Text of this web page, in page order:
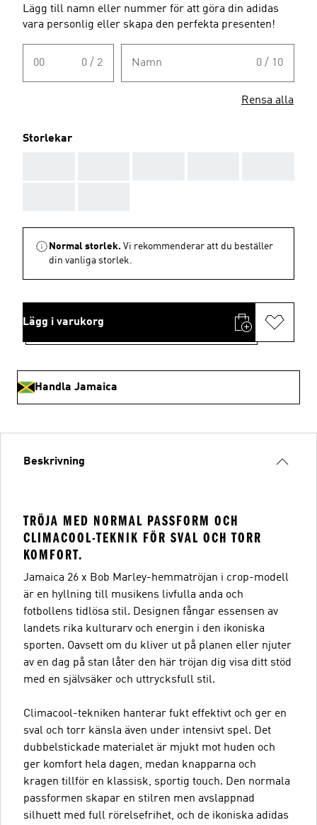
Lägg till namn eller nummer för att göra din adidas
vara personlig eller skapa den perfekta presenten!
00 0 / 2 Namn 0 / 10
Rensa alla
Storlekar
Normal storlek. Vi rekommenderar att du beställer
din vanliga storlek.
Lägg i varukorg
Handla Jamaica
Beskrivning
TRÖJA MED NORMAL PASSFORM OCH
CLIMACOOL-TEKNIK FÖR SVAL OCH TORR
KOMFORT.
Jamaica 26 x Bob Marley-hemmatröjan i crop-modell
är en hyllning till musikens livfulla anda och
fotbollens tidlösa stil. Designen fångar essensen av
landets rika kulturarv och energin i den ikoniska
sporten. Oavsett om du kliver ut på planen eller njuter
av en dag på stan låter den här tröjan dig visa ditt stöd
med en självsäker och uttrycksfull stil.
Climacool-tekniken hanterar fukt effektivt och ger en
sval och torr känsla även under intensivt spel. Det
dubbelstickade materialet är mjukt mot huden och
ger komfort hela dagen, medan knapparna och
kragen tillför en klassisk, sportig touch. Den normala
passformen skapar en stilren men avslappnad
silhuett med full rörelsefrihet, och de ikoniska adidas